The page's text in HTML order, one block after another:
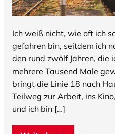
Ich weiß nicht, wie oft ich
gefahren bin, seitdem ich
den rund zwölf Jahren, die
mehrere Tausend Male
bringt die Linie 18 nach
Teilweg zur Arbeit, ins
und ich bin […]